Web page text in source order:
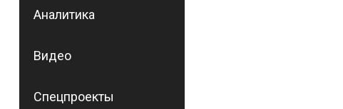
Аналитика
Видео
Спецпроекты